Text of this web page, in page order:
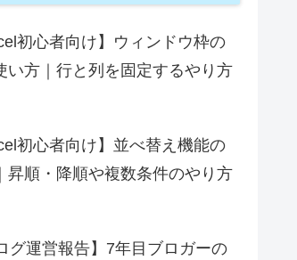
初心者向け】ウィンドウ枠の
い方｜行と列を固定するやり方
初心者向け】並べ替え機能の
昇順・降順や複数条件のやり方
グ運営報告】7年目ブロガーの